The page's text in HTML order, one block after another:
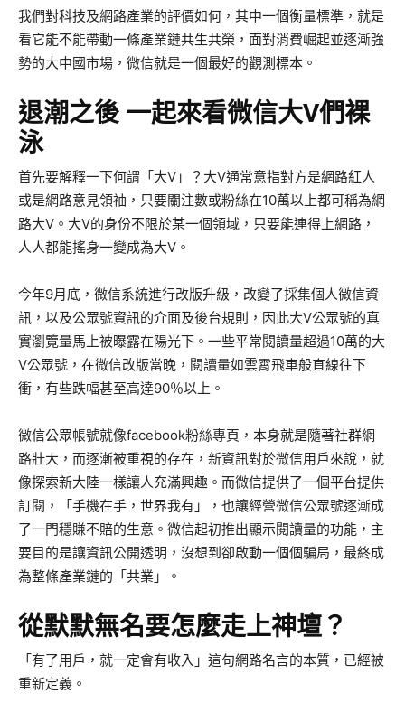
我們對科技及網路產業的評價如何，其中一個衡量標準，就是
看它能不能帶動一條產業鏈共生共榮，面對消費崛起並逐漸強
勢的大中國市場，微信就是一個最好的觀測標本。
退潮之後 一起來看微信大V們裸
泳
首先要解釋一下何謂「大V」？大V通常意指對方是網路紅人
或是網路意見領袖，只要關注數或粉絲在10萬以上都可稱為網
路大V。大V的身份不限於某一個領域，只要能連得上網路，
人人都能搖身一變成為大V。
今年9月底，微信系統進行改版升級，改變了採集個人微信資
訊，以及公眾號資訊的介面及後台規則，因此大V公眾號的真
實瀏覽量馬上被曝露在陽光下。一些平常閱讀量超過10萬的大
V公眾號，在微信改版當晚，閱讀量如雲霄飛車般直線往下
衝，有些跌幅甚至高達90％以上。
微信公眾帳號就像facebook粉絲專頁，本身就是隨著社群網
路壯大，而逐漸被重視的存在，新資訊對於微信用戶來說，就
像探索新大陸一樣讓人充滿興趣。而微信提供了一個平台提供
訂閱，「手機在手，世界我有」，也讓經營微信公眾號逐漸成
了一門穩賺不賠的生意。微信起初推出顯示閱讀量的功能，主
要目的是讓資訊公開透明，沒想到卻啟動一個個騙局，最終成
為整條產業鏈的「共業」。
從默默無名要怎麼走上神壇？
「有了用戶，就一定會有收入」這句網路名言的本質，已經被
重新定義。